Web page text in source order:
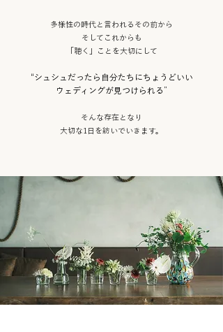
多様性の時代と言われるその前から
そしてこれからも
「聴く」ことを大切にして
“シュシュだったら自分たちにちょうどいい
ウェディングが見つけられる”
そんな存在となり
大切な1日を紡いでいきます。